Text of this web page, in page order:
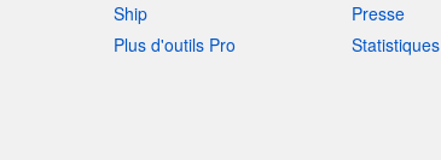
Ship
Plus d'outils Pro
Presse
Statistiques